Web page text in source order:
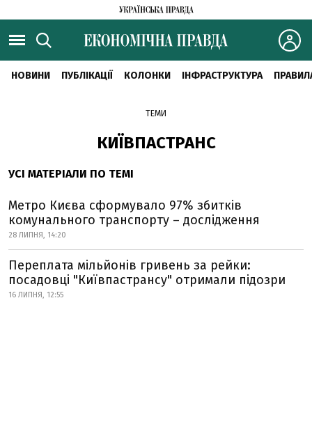
НОВИНИ ПУБЛІКАЦІЇ КОЛОНКИ ІНФРАСТРУКТУРА
ТЕМИ
КИЇВПАСТРАНС
УСІ МАТЕРІАЛИ ПО ТЕМІ
Метро Києва сформувало 97% збитків
комунального транспорту – дослідження
28 ЛИПНЯ, 14:20
Переплата мільйонів гривень за рейки:
посадовці "Київпастрансу" отримали підозри
16 ЛИПНЯ, 12:55